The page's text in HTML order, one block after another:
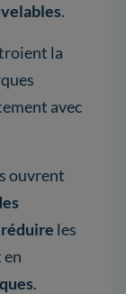
.
la
avec
ouvrent
réduire les
.